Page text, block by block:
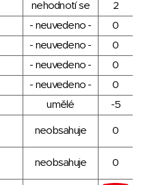
nehodnotí se
2
- neuvedeno -
0
- neuvedeno -
0
- neuvedeno -
0
- neuvedeno -
0
umělé
-5
neobsahuje 0
neobsahuje 0